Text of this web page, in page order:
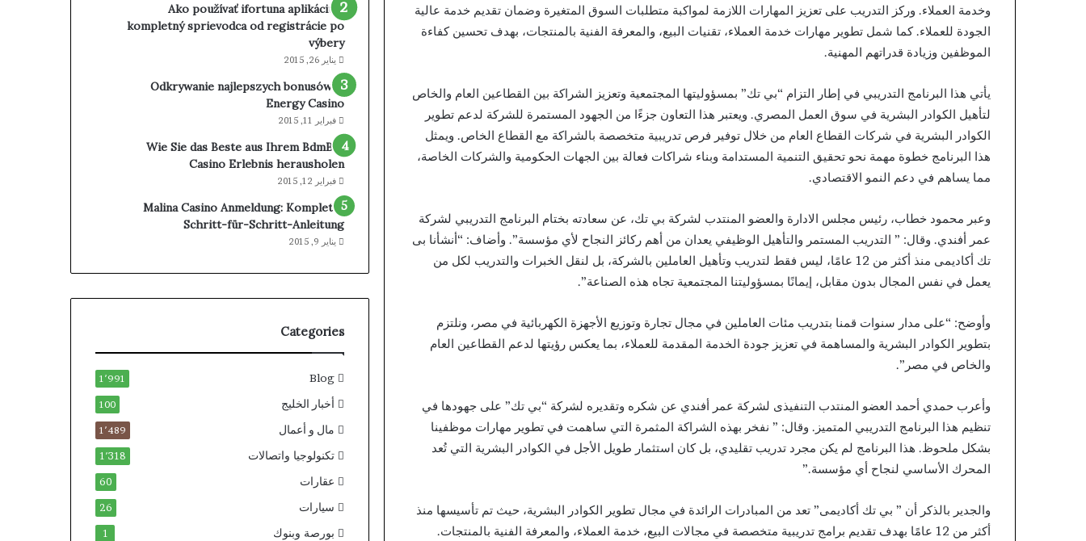
وخدمة العملاء. وركز التدريب على تعزيز المهارات اللازمة لمواكبة متطلبات السوق المتغيرة وضمان تقديم خدمة عالية
الجودة للعملاء. كما شمل تطوير مهارات خدمة العملاء، تقنيات البيع، والمعرفة الفنية بالمنتجات، بهدف تحسين كفاءة
الموظفين وزيادة قدراتهم المهنية.
يأتي هذا البرنامج التدريبي في إطار التزام “بي تك” بمسؤوليتها المجتمعية وتعزيز الشراكة بين القطاعين العام والخاص
لتأهيل الكوادر البشرية في سوق العمل المصري. ويعتبر هذا التعاون جزءًا من الجهود المستمرة للشركة لدعم تطوير
الكوادر البشرية في شركات القطاع العام من خلال توفير فرص تدريبية متخصصة بالشراكة مع القطاع الخاص. ويمثل
هذا البرنامج خطوة مهمة نحو تحقيق التنمية المستدامة وبناء شراكات فعالة بين الجهات الحكومية والشركات الخاصة،
مما يساهم في دعم النمو الاقتصادي.
وعبر محمود خطاب، رئيس مجلس الادارة والعضو المنتدب لشركة بي تك، عن سعادته بختام البرنامج التدريبي لشركة
عمر أفندي. وقال: ” التدريب المستمر والتأهيل الوظيفي يعدان من أهم ركائز النجاح لأي مؤسسة”. وأضاف: “أنشأنا بى
تك أكاديمى منذ أكثر من 12 عامًا، ليس فقط لتدريب وتأهيل العاملين بالشركة، بل لنقل الخبرات والتدريب لكل من
يعمل في نفس المجال بدون مقابل، إيمانًا بمسؤوليتنا المجتمعية تجاه هذه الصناعة”.
وأوضح: “على مدار سنوات قمنا بتدريب مئات العاملين في مجال تجارة وتوزيع الأجهزة الكهربائية في مصر، ونلتزم
بتطوير الكوادر البشرية والمساهمة في تعزيز جودة الخدمة المقدمة للعملاء، بما يعكس رؤيتها لدعم القطاعين العام
والخاص في مصر”.
وأعرب حمدي أحمد العضو المنتدب التنفيذى لشركة عمر أفندي عن شكره وتقديره لشركة “بي تك” على جهودها في
تنظيم هذا البرنامج التدريبي المتميز. وقال: ” نفخر بهذه الشراكة المثمرة التي ساهمت في تطوير مهارات موظفينا
بشكل ملحوظ. هذا البرنامج لم يكن مجرد تدريب تقليدي، بل كان استثمار طويل الأجل في الكوادر البشرية التي تُعد
المحرك الأساسي لنجاح أي مؤسسة.”
والجدير بالذكر أن ” بي تك أكاديمى” تعد من المبادرات الرائدة في مجال تطوير الكوادر البشرية، حيث تم تأسيسها منذ
أكثر من 12 عامًا بهدف تقديم برامج تدريبية متخصصة في مجالات البيع، خدمة العملاء، والمعرفة الفنية بالمنتجات.
Ako používať ifortuna aplikáciu –
kompletný sprievodca od registrácie po
výbery
يناير 26, 2015
Odkrywanie najlepszych bonusów w
Energy Casino
فبراير 11, 2015
Wie Sie das Beste aus Ihrem BdmBet
Casino Erlebnis herausholen
فبراير 12, 2015
Malina Casino Anmeldung: Komplette
Schritt-für-Schritt-Anleitung
يناير 9, 2015
Categories
Blog 1٬991
أخبار الخليج 100
مال و أعمال 1٬489
تكنولوجيا واتصالات 1٬318
عقارات 60
سيارات 26
بورصة وبنوك 1